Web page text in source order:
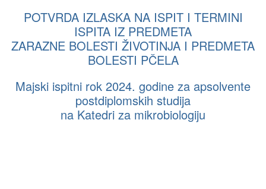
POTVRDA IZLASKA NA ISPIT I TERMINI
ISPITA IZ PREDMETA
ZARAZNE BOLESTI ŽIVOTINJA I PREDMETA
BOLESTI PČELA
Majski ispitni rok 2024. godine za apsolvente
postdiplomskih studija
na Katedri za mikrobiologiju